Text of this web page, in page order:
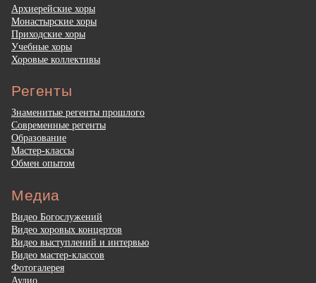
Архиерейские хоры
Монастырские хоры
Приходские хоры
Учебные хоры
Хоровые коллективы
Регенты
Знаменитые регенты прошлого
Современные регенты
Образование
Мастер-классы
Обмен опытом
Медиа
Видео Богослужений
Видео хоровых концертов
Видео выступлений и интервью
Видео мастер-классов
Фотогалерея
Аудио